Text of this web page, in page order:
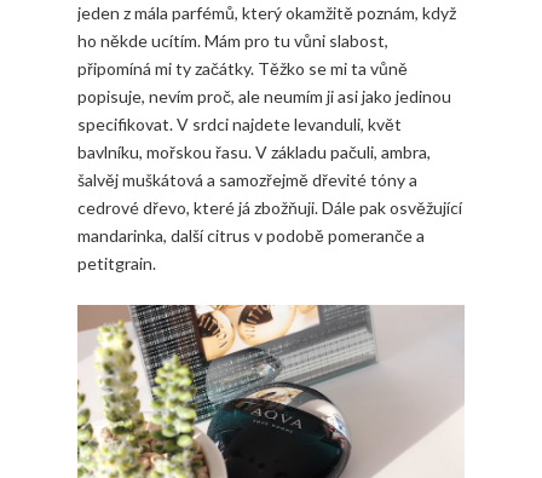
jeden z mála parfémů, který okamžitě poznám, když
ho někde ucítím. Mám pro tu vůni slabost,
připomíná mi ty začátky. Těžko se mi ta vůně
popisuje, nevím proč, ale neumím ji asi jako jedinou
specifikovat. V srdci najdete levanduli, květ
bavlníku, mořskou řasu. V základu pačuli, ambra,
šalvěj muškátová a samozřejmě dřevité tóny a
cedrové dřevo, které já zbožňuji. Dále pak osvěžující
mandarinka, další citrus v podobě pomeranče a
petitgrain.